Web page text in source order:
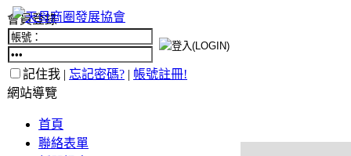
會員登錄
記住我 | 忘記密碼? | 帳號註冊!
網站導覽
首頁
聯絡表單